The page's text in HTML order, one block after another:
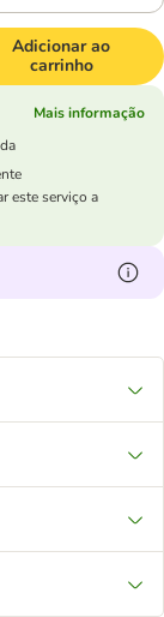
Adicionar ao
carrinho
Mais informação
este serviço a